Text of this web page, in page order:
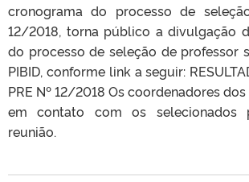
cronograma do processo de
12/2018, torna público a divulgação
do processo de seleção de professor
PIBID, conforme link a seguir:
PRE Nº 12/2018 Os coordenadores
em contato com os selecionados
reunião.